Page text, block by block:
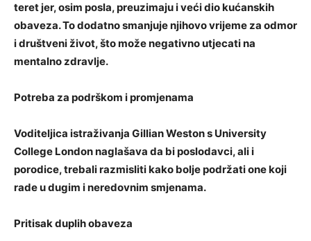
teret jer, osim posla, preuzimaju i veći dio kućanskih
obaveza. To dodatno smanjuje njihovo vrijeme za odmor
i društveni život, što može negativno utjecati na
mentalno zdravlje.
Potreba za podrškom i promjenama
Voditeljica istraživanja Gillian Weston s University
College London naglašava da bi poslodavci, ali i
porodice, trebali razmisliti kako bolje podržati one koji
rade u dugim i neredovnim smjenama.
Pritisak duplih obaveza